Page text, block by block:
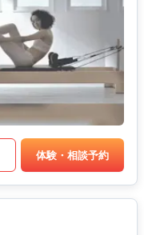
体験・相談予約